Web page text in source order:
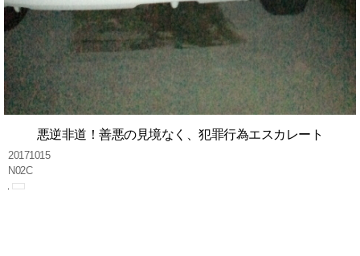
悪逆非道！善悪の見境なく、犯罪行為エスカレート
20171015
N02C